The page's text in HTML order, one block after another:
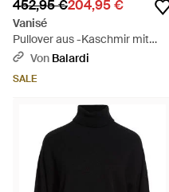
452,95 €204,95 €
Vanisé
Pullover aus -Kaschmir mit
Rundhalsausschnitt und
Von Balardi
SALE